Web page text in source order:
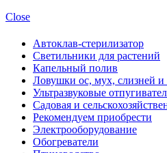
Close
Автоклав-стерилизатор
Светильники для растений
Капельный полив
Ловушки ос, мух, слизней и
Ультразвуковые
Садовая и
Рекомендуем приобрести
Электрооборудование
Обогреватели